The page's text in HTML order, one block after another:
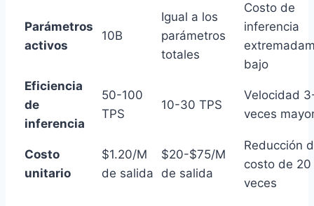
Parámetros
activos
10B
Igual a los
parámetros
totales
Costo de
inferencia
bajo
Eficiencia
de
inferencia
50-100
TPS
10-30 TPS
Velocidad
veces
Costo
unitario
$1.20/M
de salida
$20-$75/M
de salida
Reducción
costo de
veces